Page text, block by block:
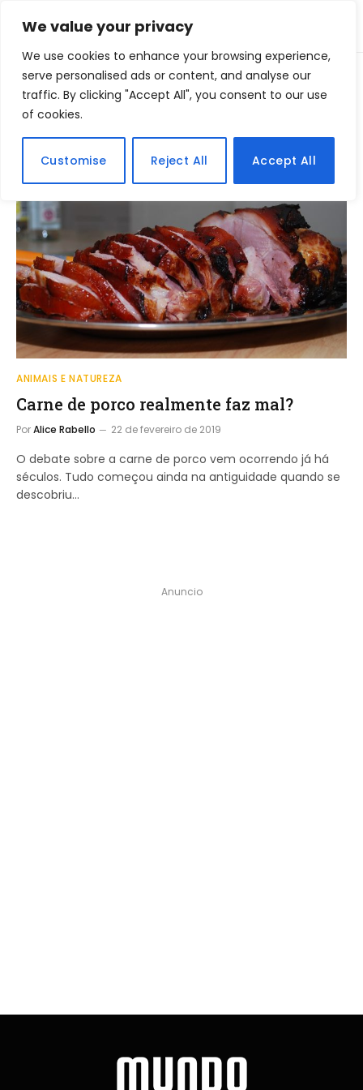
We value your privacy
We use cookies to enhance your browsing experience,
serve personalised ads or content, and analyse our
traffic. By clicking "Accept All", you consent to our use
of cookies.
Customise Reject All Accept All
Home » Posts Tagged "carne"
BROWSING:
ANIMAIS E NATUREZA
Carne de porco realmente faz mal?
PorAlice Rabello 22 de fevereiro de 2019
O debate sobre a carne de porco vem ocorrendo já há
séculos. Tudo começou ainda na antiguidade quando se
descobriu…
Anuncio